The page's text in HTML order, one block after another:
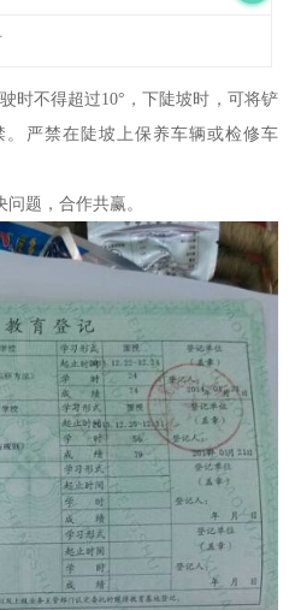
时不得超过10°，下陡坡时，可将铲
严禁在陡坡上保养车辆或检修车
题，合作共赢。